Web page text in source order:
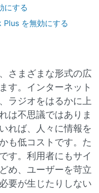
にする
を無効にする
さまざまな形式の広
す。インターネット
ラジオをはるかに上
は不思議ではありま
れば、人々に情報を
も低コストです。た
す。利用者にもサイ
め、ユーザーを苛立
要が生じたりしない